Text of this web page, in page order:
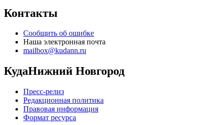
Контакты
Сообщить об ошибке
Наша электронная почта
mailbox@kudann.ru
КудаНижний Новгород
Пресс-релиз
Редакционная политика
Правовая информация
Формат ресурса